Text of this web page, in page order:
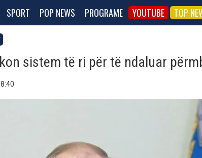
SPORT POP NEWS PROGRAME YOUTUBE TOP
sistem të ri për të ndaluar